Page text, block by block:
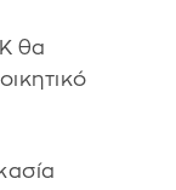
θα